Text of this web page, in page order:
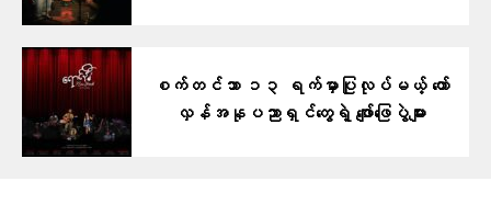
စက်တင်ဘာ ၁၃ ရက်မှာပြုလုပ်မယ့် တော်
လှန်အနုပညာရှင်တွေရဲ့ ဖျော်ဖြေပွဲများ